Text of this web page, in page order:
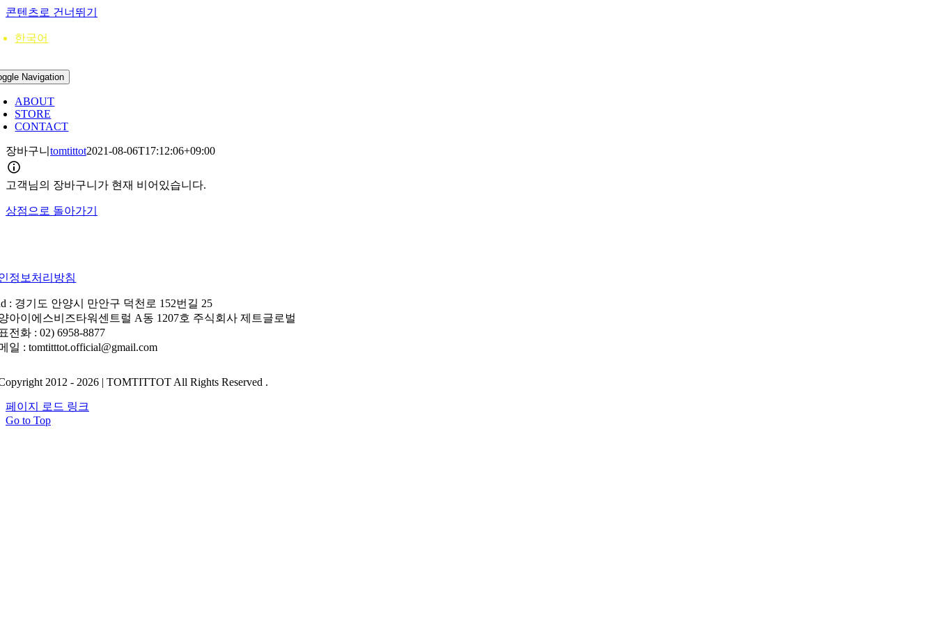
콘텐츠로 건너뛰기
한국어
Navigation
ABOUT
STORE
CONTACT
장바구니 tomtittot2021-08-06T17:12:06+09:00
고객님의 장바구니가 현재 비어있습니다.
상점으로 돌아가기
정보처리방침
: 경기도 안양시 만안구 덕천로 152번길 25
아이에스비즈타워센트럴 A동 1207호 주식회사 제트글로벌
전화 : 02) 6958-8877
일 : tomtitttot.official@gmail.com
2012 - 2026 | TOMTITTOT All Rights Reserved .
페이지 로드 링크
Go to Top